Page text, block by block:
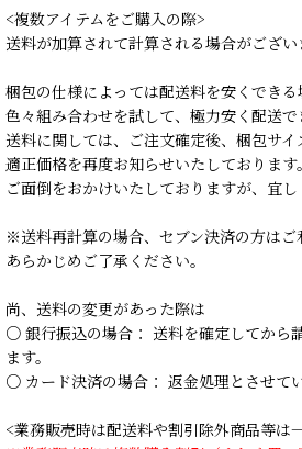
<複数アイテムをご購入の際>
送料が加算されて計算される場合がござい
梱包の仕様によっては配送料を安くできる
色々組み合わせを試して、極力安く配送で
送料に関しては、ご注文確定後、梱包サイ
適正価格を再度お知らせいたしております。
ご面倒をおかけいたしておりますが、宜し
※送料再計算の場合、セブン決済の方は
あらかじめご了承ください。
尚、送料の変更があった際は
○ 銀行振込の場合： 送料を確定してから
ます。
○ カード決済の場合： 返金処理とさせて
<業務販売時は配送料や割引除外商品等は